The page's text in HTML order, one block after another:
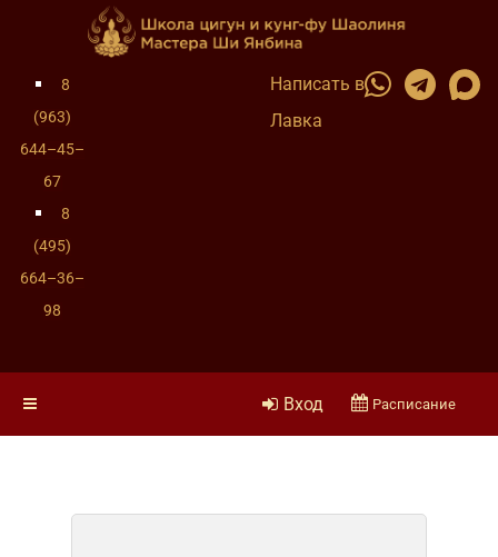
8
(963)
644–45–
67
8
(495)
664–36–
98
Написать в
Лавка
Вход Расписание